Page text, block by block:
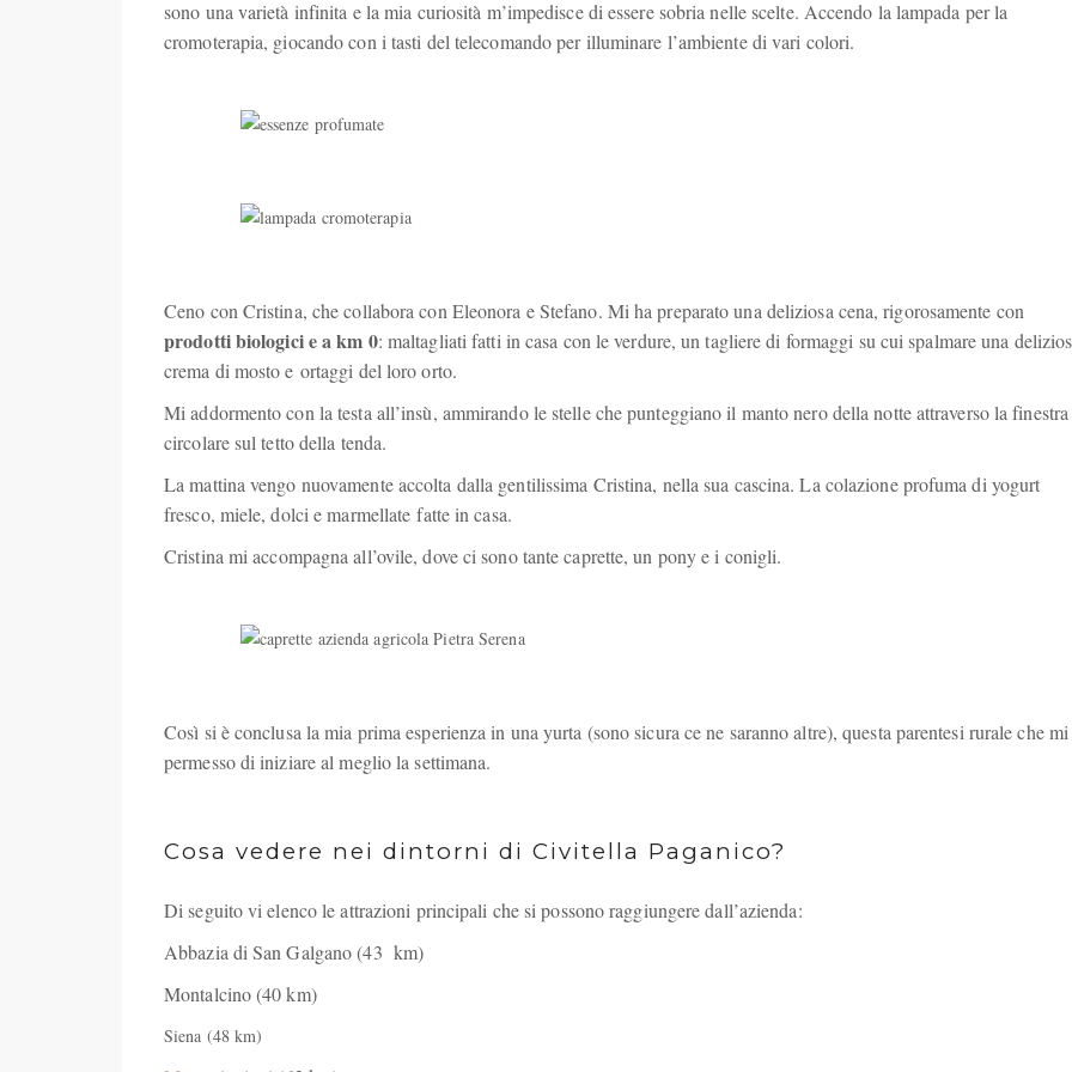
sono una varietà infinita e la mia curiosità m’impedisce di essere sobria nelle scelte. Accendo la lampada per la
cromoterapia, giocando con i tasti del telecomando per illuminare l’ambiente di vari colori.
Ceno con Cristina, che collabora con Eleonora e Stefano. Mi ha preparato una deliziosa cena, rigorosamente con
prodotti biologici e a km 0: maltagliati fatti in casa con le verdure, un tagliere di formaggi su cui spalmare una
crema di mosto e ortaggi del loro orto.
Mi addormento con la testa all’insù, ammirando le stelle che punteggiano il manto nero della notte attraverso la finestra
circolare sul tetto della tenda.
La mattina vengo nuovamente accolta dalla gentilissima Cristina, nella sua cascina. La colazione profuma di yogurt
fresco, miele, dolci e marmellate fatte in casa.
Cristina mi accompagna all’ovile, dove ci sono tante caprette, un pony e i conigli.
Così si è conclusa la mia prima esperienza in una yurta (sono sicura ce ne saranno altre), questa parentesi rurale che
permesso di iniziare al meglio la settimana.
Cosa vedere nei dintorni di Civitella Paganico?
Di seguito vi elenco le attrazioni principali che si possono raggiungere dall’azienda:
Abbazia di San Galgano (43 km)
Montalcino (40 km)
Siena (48 km)